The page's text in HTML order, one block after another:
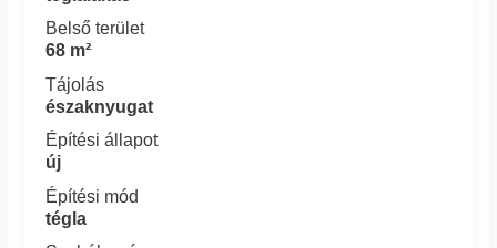
Belső terület
68 m²
Tájolás
északnyugat
Építési állapot
új
Építési mód
tégla